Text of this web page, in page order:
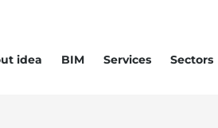
idea BIM Services Sectors